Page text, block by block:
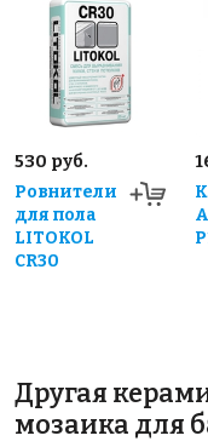
530 руб.
Ровнители
для пола
LITOKOL
CR30
Другая
мозаика для